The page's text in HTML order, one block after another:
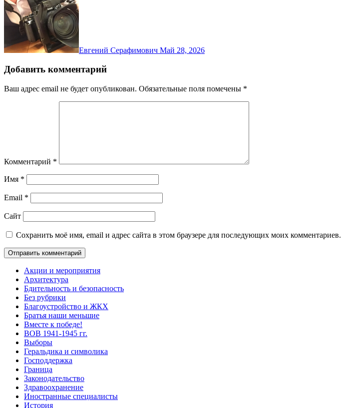
Евгений Серафимович Май 28, 2026
Добавить комментарий
Ваш адрес email не будет опубликован. Обязательные поля помечены *
Комментарий *
Имя *
Email *
Сайт
Сохранить моё имя, email и адрес сайта в этом браузере для последующих моих комментариев.
Акции и мероприятия
Архитектура
Бдительность и безопасность
Без рубрики
Благоустройство и ЖКХ
Братья наши меньшие
Вместе к победе!
ВОВ 1941-1945 гг.
Выборы
Геральдика и символика
Господдержка
Граница
Законодательство
Здравоохранение
Иностранные специалисты
История